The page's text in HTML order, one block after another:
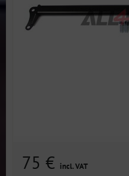
75 € incl. VAT